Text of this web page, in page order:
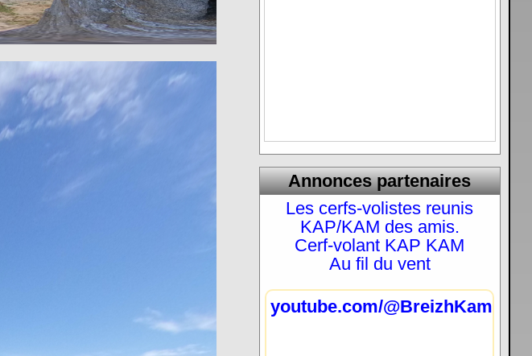
Annonces partenaires
Les cerfs-volistes reunis
KAP/KAM des amis.
Cerf-volant KAP KAM
Au fil du vent
youtube.com/@BreizhKam